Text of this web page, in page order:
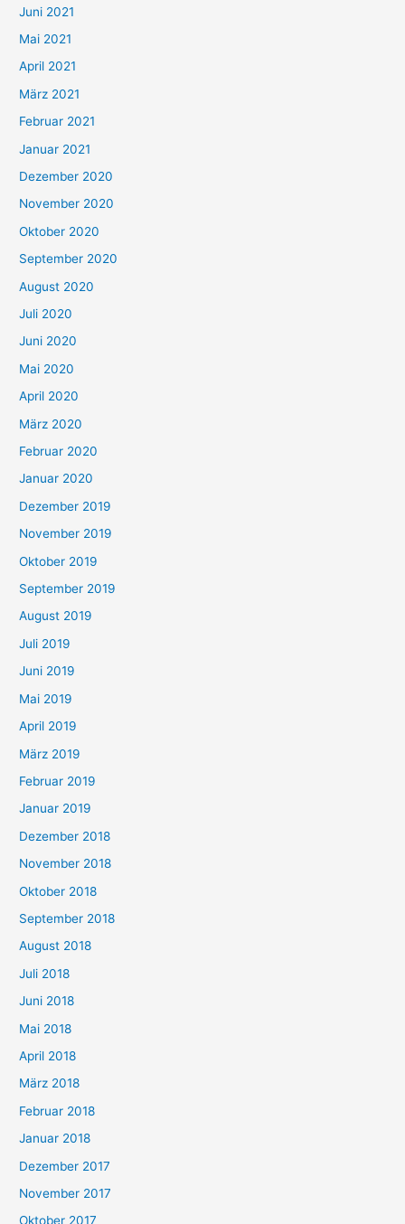
c
h
:
Juni 2021
Mai 2021
April 2021
März 2021
Februar 2021
Januar 2021
Dezember 2020
November 2020
Oktober 2020
September 2020
August 2020
Juli 2020
Juni 2020
Mai 2020
April 2020
März 2020
Februar 2020
Januar 2020
Dezember 2019
November 2019
Oktober 2019
September 2019
August 2019
Juli 2019
Juni 2019
Mai 2019
April 2019
März 2019
Februar 2019
Januar 2019
Dezember 2018
November 2018
Oktober 2018
September 2018
August 2018
Juli 2018
Juni 2018
Mai 2018
April 2018
März 2018
Februar 2018
Januar 2018
Dezember 2017
November 2017
Oktober 2017